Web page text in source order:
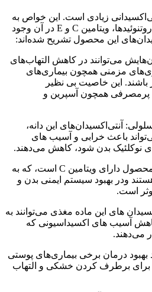
زیادی است. این خواص به
خاطر حضور فلاوونوئیدها، کاروتنوئیدها، ویتامین C و E در آن وجود
این محصول تشریح شده‌اند:
می‌توانند در کاهش التهاب‌های
مزمنی همچون بیماری‌های
این خاصیت بی نظیر
پرمصرفی همچون آسپرین و
آنتی‌اکسیدان‌های این دانه،
باعث خرابی و آسیب های
نوکلئیک بدن شود، کاهش می‌دهند.
3- تقویت سیستم ایمنی: این محصول دارای ویتامین C است، که به
ودر بهبود سیستم ایمنی بدن و
است.
های این ماده مغذی می‌توانند به
آسیب های اکسیداسیونی که
می‌دهند.
بهبود درمان برخی بیماری‌های پوستی
برای برطرف کردن خشکی و التهاب